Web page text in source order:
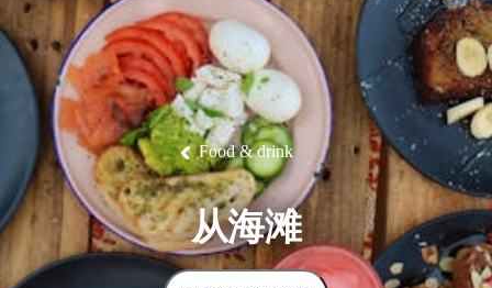
主
导
航
景
点
最
受
欢
迎
目
的
尔
文
斯
乌
鲁
鲁
国
公
园
治
菲
特
国
家
公
园
塔
国
家
公
园
提
维
群
岛
东
阿
纳
姆
地
马
塔
兰
卡
温
泉
池
尼
特
米
鲁
克
国
家
公
园
卡
鲁
卡
鲁
/
魔
鬼
大
理
石
保
护
区
马
古
克
瀑
布
茨
奥
里
查
/
西
麦
克
唐
纳
国
家
公
园
体
验
旅
行
体
验
攻
庆
与
活
动
外
探
险
然
和
野
生
动
植
物
史
和
遗
产
钓
鱼
高
端
旅
游
露
营
和
豪
华
野
营
旅
行
灵
感
规
划
和
住
宿
旅
车
和
交
通
Food & drink
从海滩